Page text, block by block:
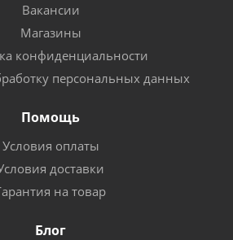
Вакансии
Магазины
конфиденциальности
персональных данных
Помощь
Условия оплаты
доставки
на товар
Блог